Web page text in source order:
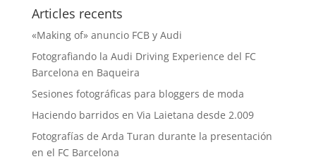
Articles recents
«Making of» anuncio FCB y Audi
Fotografiando la Audi Driving Experience del FC
Barcelona en Baqueira
Sesiones fotográficas para bloggers de moda
Haciendo barridos en Via Laietana desde 2.009
Fotografías de Arda Turan durante la presentación
en el FC Barcelona